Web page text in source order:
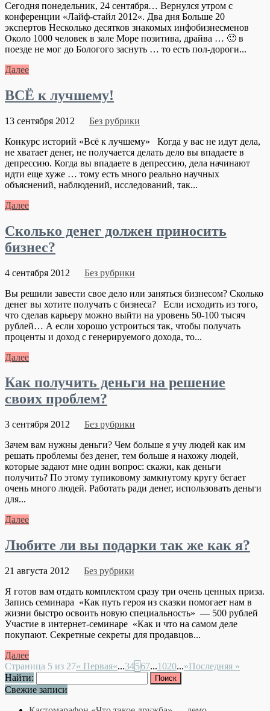
Сегодня понедельник, 24 сентября… Вернулся утром с
конференции «Лайф-стайл 2012«. Два дня Больше 20
экспертов Несколько десятков знакомых инфобизнесменов
Около 1000 человек в зале Море позитива, драйва … 🙂 в
поезде не мог до Бологого заснуть … то есть пол-дороги...
Далее
ВСЁ к лучшему!
13 сентября 2012
Без рубрики
Конкурс историй «Всё к лучшему» Когда у вас не идут дела,
не хватает денег, не получается делать дело вы впадаете в
депрессию. Когда вы впадаете в депрессию, дела начинают
идти еще хуже … тому есть много реально научных
объяснений, наблюдений, исследований, так...
Далее
Сколько денег должен приносить
бизнес?
4 сентября 2012
Без рубрики
Вы решили завести свое дело или заняться бизнесом? Сколько
денег вы хотите получать с бизнеса? Если исходить из того,
что сделав карьеру можно выйти на уровень 50-100 тысяч
рублей… А если хорошо устроиться так, чтобы получать
проценты и доход с генерируемого дохода, то...
Далее
Как получить деньги на решение
своих проблем?
3 сентября 2012
Без рубрики
Зачем вам нужны деньги? Чем больше я учу людей как им
решать проблемы без денег, тем больше я нахожу людей,
которые задают мне один вопрос: скажи, как деньги
получить? По этому тупиковому замкнутому кругу бегает
очень много людей. Работать ради денег, использовать деньги
для...
Далее
Любите ли вы подарки так же как я?
21 августа 2012
Без рубрики
Я готов вам отдать комплектом сразу три очень ценных приза.
Запись семинара «Как путь героя из сказки помогает нам в
жизни быстро освоить новую специальность» — 500 рублей
Участие в интернет-семинаре «Как и что на самом деле
покупают. Секретные секреты для продавцов...
Далее
Страница 5 из 27« Первая«...34567...1020...»Последняя »
Найти:
Свежие записи